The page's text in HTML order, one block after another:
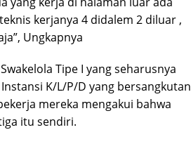
kerjanya 4 didalem 2 diluar ,
Ungkapnya
Tipe I yang seharusnya
K/L/P/D yang bersangkutan
mereka mengakui bahwa
itu sendiri.